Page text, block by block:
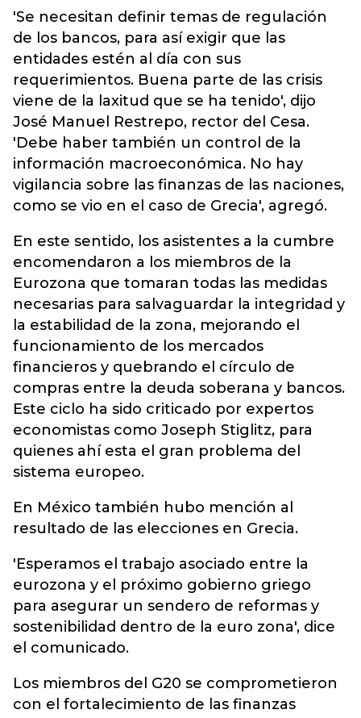
'Se necesitan definir temas de regulación
de los bancos, para así exigir que las
entidades estén al día con sus
requerimientos. Buena parte de las crisis
viene de la laxitud que se ha tenido', dijo
José Manuel Restrepo, rector del Cesa.
'Debe haber también un control de la
información macroeconómica. No hay
vigilancia sobre las finanzas de las naciones,
como se vio en el caso de Grecia', agregó.
En este sentido, los asistentes a la cumbre
encomendaron a los miembros de la
Eurozona que tomaran todas las medidas
necesarias para salvaguardar la integridad y
la estabilidad de la zona, mejorando el
funcionamiento de los mercados
financieros y quebrando el círculo de
compras entre la deuda soberana y bancos.
Este ciclo ha sido criticado por expertos
economistas como Joseph Stiglitz, para
quienes ahí esta el gran problema del
sistema europeo.
En México también hubo mención al
resultado de las elecciones en Grecia.
'Esperamos el trabajo asociado entre la
eurozona y el próximo gobierno griego
para asegurar un sendero de reformas y
sostenibilidad dentro de la euro zona', dice
el comunicado.
Los miembros del G20 se comprometieron
con el fortalecimiento de las finanzas